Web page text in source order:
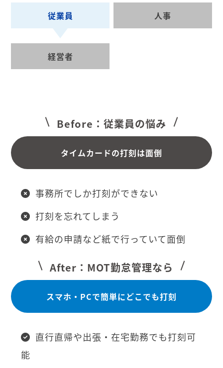
従業員 人事
経営者
Before：従業員の悩み
タイムカードの打刻は面倒
事務所でしか打刻ができない
打刻を忘れてしまう
有給の申請など紙で行っていて面倒
After：MOT勤怠管理なら
スマホ・PCで簡単にどこでも打刻
直行直帰や出張・在宅勤務でも打刻可
能